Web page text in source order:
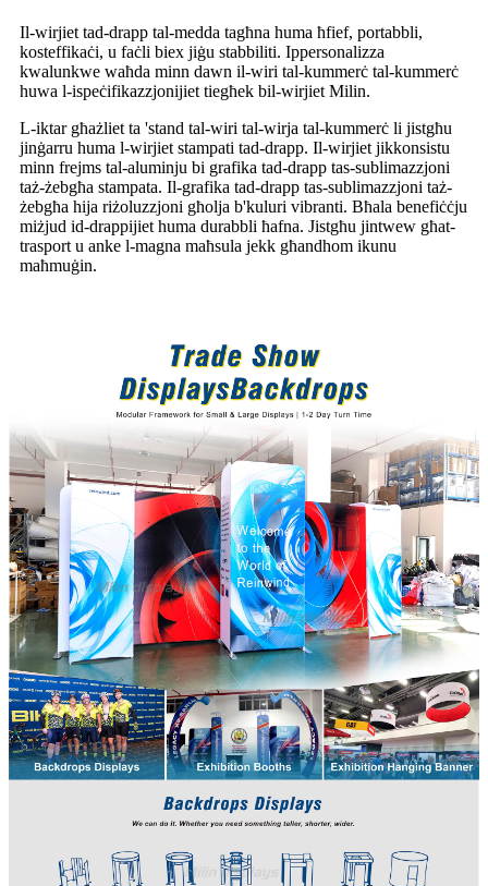
Il-wirjiet tad-drapp tal-medda tagħna huma ħfief, portabbli,
kosteffikaċi, u faċli biex jiġu stabbiliti. Ippersonalizza
kwalunkwe waħda minn dawn il-wiri tal-kummerċ tal-kummerċ
huwa l-ispeċifikazzjonijiet tiegħek bil-wirjiet Milin.
L-iktar għażliet ta 'stand tal-wiri tal-wirja tal-kummerċ li jistgħu
jinġarru huma l-wirjiet stampati tad-drapp. Il-wirjiet jikkonsistu
minn frejms tal-aluminju bi grafika tad-drapp tas-sublimazzjoni
taż-żebgħa stampata. Il-grafika tad-drapp tas-sublimazzjoni taż-
żebgħa hija riżoluzzjoni għolja b'kuluri vibranti. Bħala benefiċċju
miżjud id-drappijiet huma durabbli ħafna. Jistgħu jintwew għat-
trasport u anke l-magna maħsula jekk għandhom ikunu
maħmuġin.